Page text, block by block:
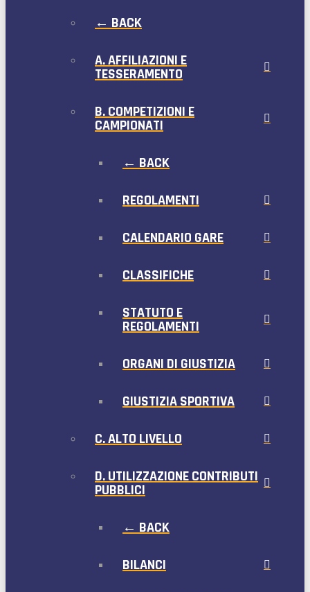
← BACK
A. AFFILIAZIONI E
TESSERAMENTO
B. COMPETIZIONI E
CAMPIONATI
← BACK
REGOLAMENTI
CALENDARIO GARE
CLASSIFICHE
STATUTO E
REGOLAMENTI
ORGANI DI GIUSTIZIA
GIUSTIZIA SPORTIVA
C. ALTO LIVELLO
D. UTILIZZAZIONE CONTRIBUTI
PUBBLICI
← BACK
BILANCI